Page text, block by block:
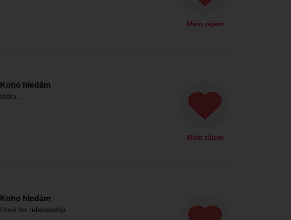
Mám zájem
Koho hledám
lásku...
Mám zájem
Koho hledám
I look for relationship